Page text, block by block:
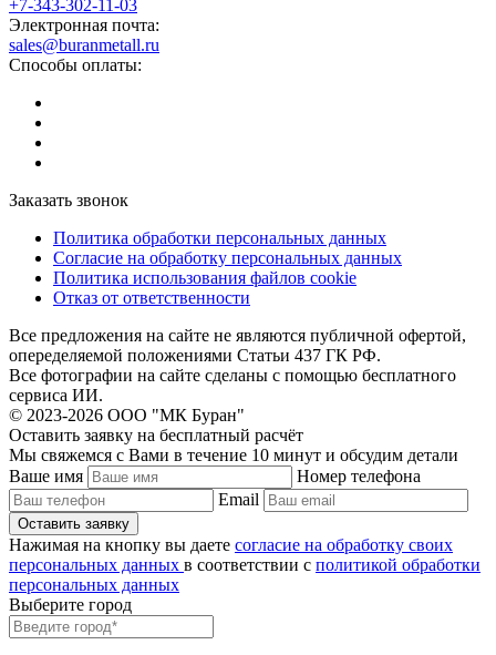
+7-343-302-11-03
Электронная почта:
sales@buranmetall.ru
Способы оплаты:
Заказать звонок
Политика обработки персональных данных
Согласие на обработку персональных данных
Политика использования файлов cookie
Отказ от ответственности
Все предложения на сайте не являются публичной офертой,
опеределяемой положениями Статьи 437 ГК РФ.
Все фотографии на сайте сделаны с помощью бесплатного
сервиса ИИ.
© 2023-2026 ООО "МК Буран"
Оставить заявку на бесплатный расчёт
Мы свяжемся с Вами в течение 10 минут и обсудим детали
Ваше имя
Номер телефона
Email
Нажимая на кнопку вы даете согласие на обработку своих
персональных данных в соответствии с политикой обработки
персональных данных
Выберите город